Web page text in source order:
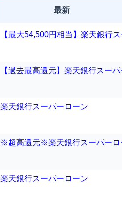
最新
【最大54,500円相当】楽天銀行
【過去最高還元】楽天銀行スー
楽天銀行スーパーローン
※超高還元※楽天銀行スーパーロ
楽天銀行スーパーローン